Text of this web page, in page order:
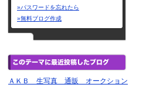
»パスワードを忘れたら
»無料ブログ作成
ＡＫＢ 生写真 通販 オークション